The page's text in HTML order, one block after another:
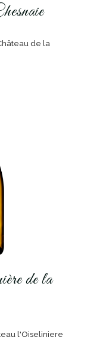
de la
de la
l'Oiseliniere